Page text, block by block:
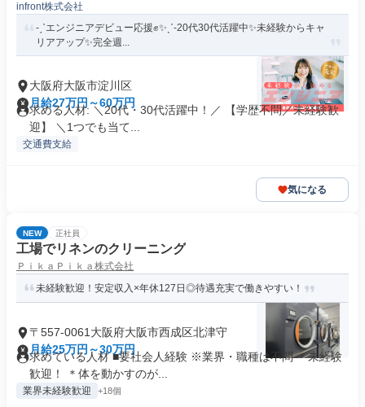
​infront株式会社
-ˏˋエンジニアデビュー応援✊✨ˎˊ-20代30代活躍中✨未経験からキャ
リアアップ✨完全週...
大阪府大阪市淀川区
月給27万円～60万円
求める人材: ＼20代・30代活躍中！／ 【学歴不問／未経験歓
迎】 ＼1つでも当て...
交通費支給
気になる
NEW 正社員
工場でリネンのクリーニング
ＰｉｋａＰｉｋａ株式会社
未経験歓迎！安定収入×年休127日◎待遇充実で働きやすい！
〒557-0061大阪府大阪市西成区北津守
月給25万円～30万円
求めている人材 ■要社会人経験 ※業界・職種は不問 ＊未経験
歓迎！ ＊体を動かすのが...
業界未経験歓迎 +18個